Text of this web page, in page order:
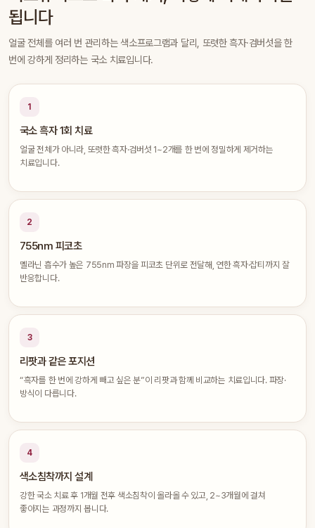
됩니다
얼굴 전체를 여러 번 관리하는 색소프로그램과 달리, 또렷한 흑자·검버섯을 한
번에 강하게 정리하는 국소 치료입니다.
1
국소 흑자 1회 치료
얼굴 전체가 아니라, 또렷한 흑자·검버섯 1~2개를 한 번에 정밀하게 제거하는
치료입니다.
2
755nm 피코초
멜라닌 흡수가 높은 755nm 파장을 피코초 단위로 전달해, 연한 흑자·잡티까지 잘
반응합니다.
3
리팟과 같은 포지션
“흑자를 한 번에 강하게 빼고 싶은 분”이 리팟과 함께 비교하는 치료입니다. 파장·
방식이 다릅니다.
4
색소침착까지 설계
강한 국소 치료 후 1개월 전후 색소침착이 올라올 수 있고, 2~3개월에 걸쳐
좋아지는 과정까지 봅니다.